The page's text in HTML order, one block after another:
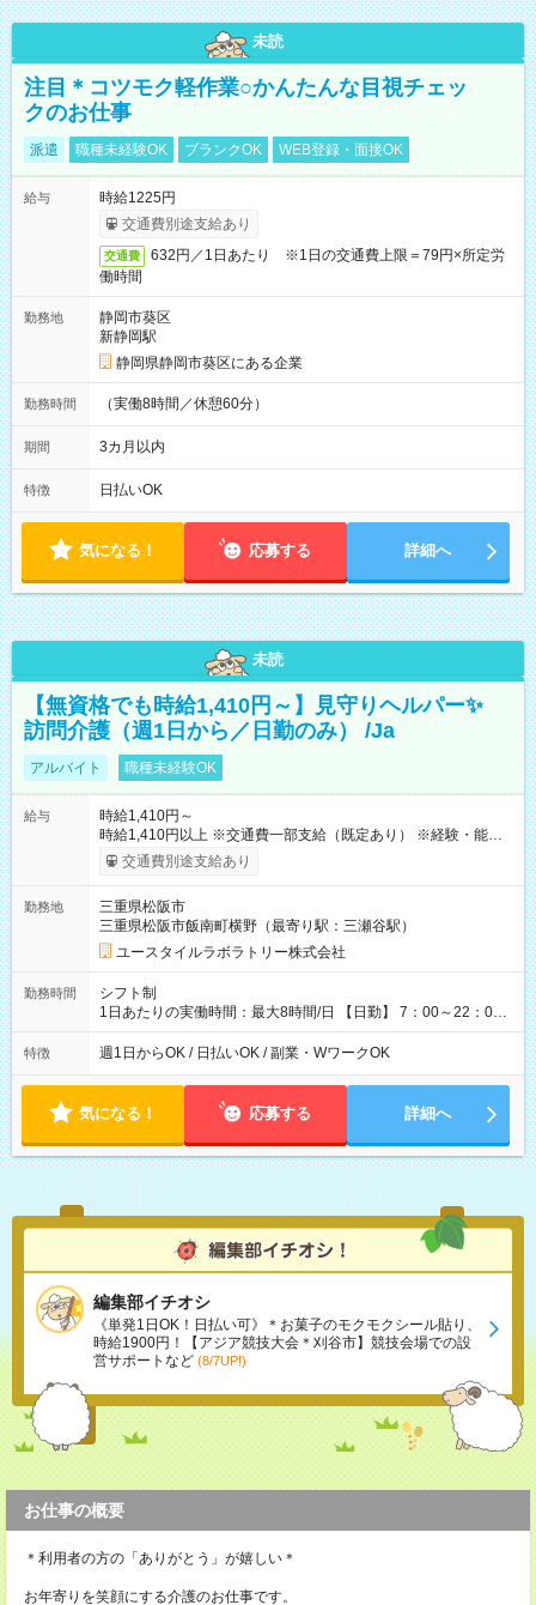
未読
注目＊コツモク軽作業○かんたんな目視チェッ
クのお仕事
派遣 職種未経験OK ブランクOK WEB登録・面接OK
給与
時給1225円
交通費別途支給あり
交通費
632円／1日あたり ※1日の交通費上限＝79円×所定労
働時間
勤務地
静岡市葵区
新静岡駅
静岡県静岡市葵区にある企業
勤務時間 （実働8時間／休憩60分）
期間 3カ月以内
特徴 日払いOK
気になる！ 応募する 詳細へ
未読
【無資格でも時給1,410円～】見守りヘルパー✨
訪問介護（週1日から／日勤のみ） /Ja
アルバイト 職種未経験OK
給与
時給1,410円～
時給1,410円以上 ※交通費一部支給（既定あり） ※経験・能力を
考慮して決定します 【収入例】 週1回勤務の場合：1,410円×8時
間×4回=4万5,120円 週3回勤務の場合：1,410円×8時間×12回
5,600円 【試用期間】試用期間あり 試用期間の長さ：2ヶ月
※ 雇用形態と給与に、本採用時と異なる部分があります。 雇用
形態：本採用時と同じです。 給与：時給 1,090円以上
交通費別途支給あり
勤務地
三重県松阪市
三重県松阪市飯南町横野（最寄り駅：三瀬谷駅）
ユースタイルラボラトリー株式会社
勤務時間
シフト制
1日あたりの実働時間：最大8時間/日 【日勤】 7：00～22：00
の間で8時間勤務（休憩時間は法定通り） ※週1日～OK ／ 夜勤
なし ＊＊ 勤務時間例 ＊＊ ■8時から17時 ■9時から18時 ■10
定（毎週同じ曜日勤務）
特徴 週1日からOK / 日払いOK / 副業・WワークOK
気になる！ 応募する 詳細へ
編集部イチオシ
《単発1日OK！日払い可》＊お菓子のモクモクシール貼り、
時給1900円！【アジア競技大会＊刈谷市】競技会場での設
営サポートなど (8/7UP!)
お仕事の概要
＊利用者の方の「ありがとう」が嬉しい＊
お年寄りを笑顔にする介護のお仕事です。